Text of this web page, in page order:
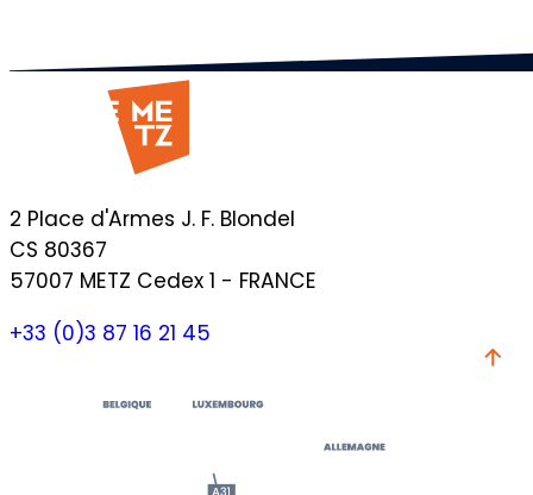
2 Place d'Armes J. F. Blondel
CS 80367
57007 METZ Cedex 1 - FRANCE
+33 (0)3 87 16 21 45